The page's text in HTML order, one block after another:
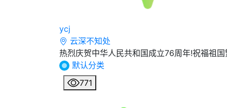
ycj
云深不知处
热烈庆贺中华人民共和国成立76周年!祝福祖
默认分类
771